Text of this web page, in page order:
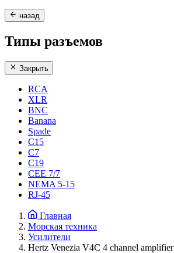
назад
Типы разъемов
Закрыть
RCA
XLR
BNC
Banana
Spade
C15
С7
C19
CEE 7/7
NEMA 5-15
RJ-45
Главная
Морская техника
Усилители
Hertz Venezia V4C 4 channel amplifier